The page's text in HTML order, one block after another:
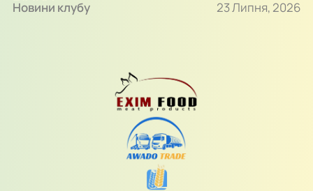
Новини клубу 23 Липня, 2026